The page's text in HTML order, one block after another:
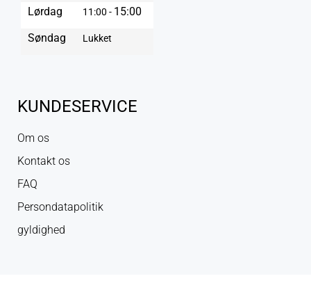
Lørdag
11:00 - 15:00
Søndag
Lukket
KUNDESERVICE
Om os
Kontakt os
FAQ
Persondatapolitik
gyldighed